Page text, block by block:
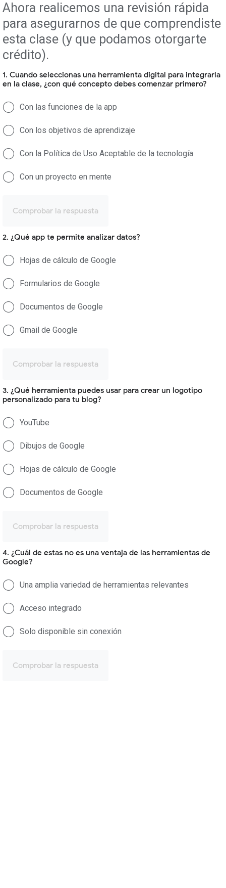
Ahora realicemos una revisión rápida
para asegurarnos de que comprendiste
esta clase (y que podamos otorgarte
crédito).
1. Cuando seleccionas una herramienta digital para integrarla
en la clase, ¿con qué concepto debes comenzar primero?
Con las funciones de la app
Con los objetivos de aprendizaje
Con la Política de Uso Aceptable de la tecnología
Con un proyecto en mente
Comprobar la respuesta
2. ¿Qué app te permite analizar datos?
Hojas de cálculo de Google
Formularios de Google
Documentos de Google
Gmail de Google
Comprobar la respuesta
3. ¿Qué herramienta puedes usar para crear un logotipo
personalizado para tu blog?
YouTube
Dibujos de Google
Hojas de cálculo de Google
Documentos de Google
Comprobar la respuesta
4. ¿Cuál de estas no es una ventaja de las herramientas de
Google?
Una amplia variedad de herramientas relevantes
Acceso integrado
Solo disponible sin conexión
Comprobar la respuesta